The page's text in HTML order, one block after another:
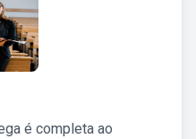
é completa ao